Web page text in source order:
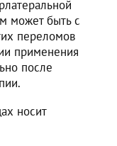
может быть с
переломов
применения
после
носит